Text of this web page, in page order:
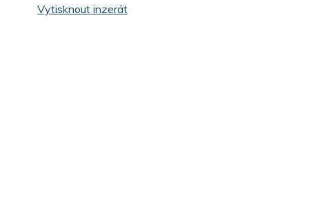
Vytisknout inzerát